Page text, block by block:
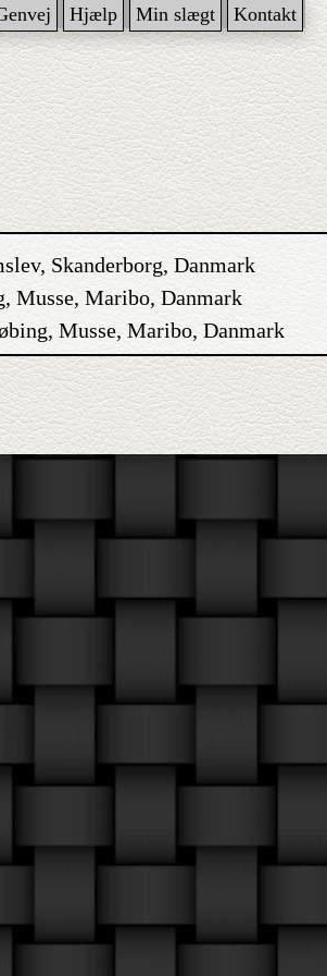
Hjælp Min slægt Kontakt
Skanderborg, Danmark
Musse, Maribo, Danmark
Musse, Maribo, Danmark